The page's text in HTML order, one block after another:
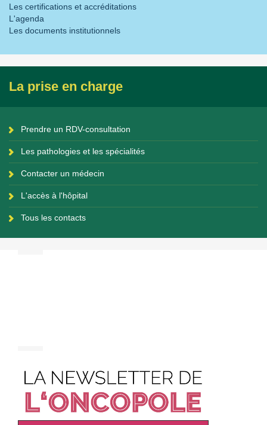
Les certifications et accréditations
L'agenda
Les documents institutionnels
La prise en charge
Prendre un RDV-consultation
Les pathologies et les spécialités
Contacter un médecin
L'accès à l'hôpital
Tous les contacts